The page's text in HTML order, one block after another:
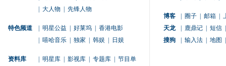
大人物 先锋人物
特色频道 明星公益 好莱坞
香港电影
嘻哈音乐 独家 韩娱 日娱
资料库 明星库 影视库 专题库
节目单
博客 圈子 邮箱
天龙
鹿鼎记 短信
搜狗
输入法 地图